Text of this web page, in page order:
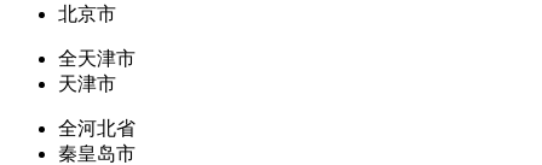
北京市
全天津市
天津市
全河北省
秦皇岛市